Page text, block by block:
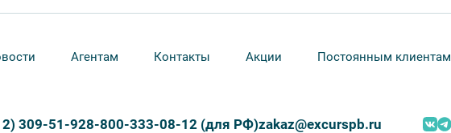
Агентам Контакты Акции Постоянным клиентам
309-51-928-800-333-08-12 (для РФ)zakaz@excurspb.ru